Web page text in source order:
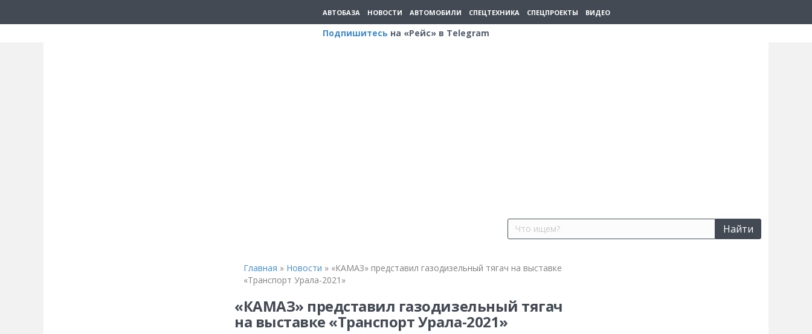
АВТОБАЗА НОВОСТИ АВТОМОБИЛИ СПЕЦТЕХНИКА СПЕЦПРОЕКТЫ ВИДЕО
Подпишитесь на «Рейс» в Telegram
Найти
Главная » Новости » «КАМАЗ» представил газодизельный тягач на выставке
«Транспорт Урала-2021»
«КАМАЗ» представил газодизельный тягач
на выставке «Транспорт Урала-2021»